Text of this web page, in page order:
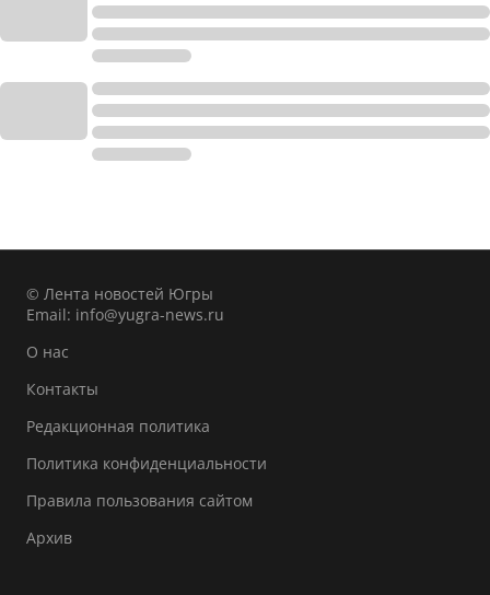
© Лента новостей Югры
Email: info@yugra-news.ru
О нас
Контакты
Редакционная политика
Политика конфиденциальности
Правила пользования сайтом
Архив